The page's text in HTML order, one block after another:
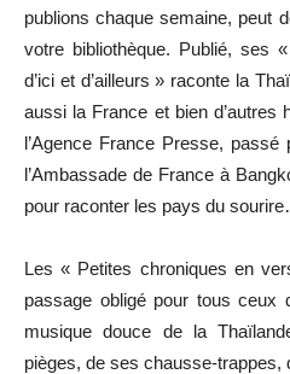
publions chaque semaine, peut
votre bibliothèque. Publié, ses
d’ici et d’ailleurs » raconte la
aussi la France et bien d’autres
l’Agence France Presse,
l’Ambassade de France à
pour raconter les pays du
Les « Petites chroniques en
passage obligé pour tous ceux
musique douce de la
pièges, de ses chausse-trappes,